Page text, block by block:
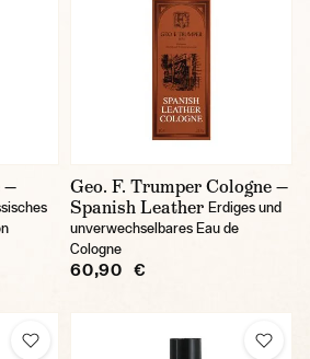
—
Geo. F. Trumper Cologne —
Spanish Leather Erdiges und
unverwechselbares Eau de
Cologne
60,90 €